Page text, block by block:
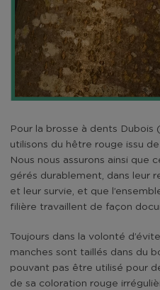
Pour la brosse à dents
utilisons du hêtre rouge issu
Nous nous assurons ainsi que
gérés durablement, dans leur
et leur survie, et que
filière travaillent de façon
Toujours dans la volonté
manches sont taillés dans du
pouvant pas être utilisé pour
de sa coloration rouge